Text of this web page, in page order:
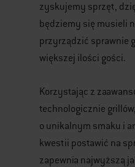
zyskujemy sprzęt,
będziemy się musieli
przyrządzić sprawnie
większej ilości gości.
Korzystając z
technologicznie
o unikalnym smaku i
kwestii postawić na
zapewnia najwyższą